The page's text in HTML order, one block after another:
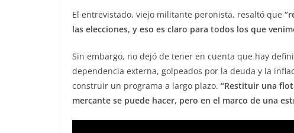
El entrevistado, viejo militante peronista, resaltó que
las elecciones, y eso es claro para todos los que
Sin embargo, no dejó de tener en cuenta que hay
dependencia externa, golpeados por la deuda y la
construir un programa a largo plazo. “Restituir una
mercante se puede hacer, pero en el marco de una